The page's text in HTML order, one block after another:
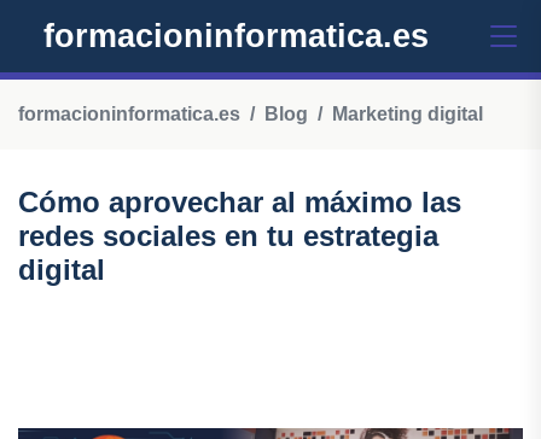
formacioninformatica.es
formacioninformatica.es Blog Marketing digital
Cómo aprovechar al máximo las
redes sociales en tu estrategia
digital